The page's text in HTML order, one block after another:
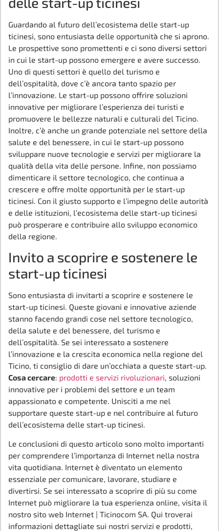
Guardando al futuro dell’ecosistema delle start-up
ticinesi, sono entusiasta delle opportunità che si aprono.
Le prospettive sono promettenti e ci sono diversi settori
in cui le start-up possono emergere e avere successo.
Uno di questi settori è quello del turismo e
dell’ospitalità, dove c’è ancora tanto spazio per
l’innovazione. Le start-up possono offrire soluzioni
innovative per migliorare l’esperienza dei turisti e
promuovere le bellezze naturali e culturali del Ticino.
Inoltre, c’è anche un grande potenziale nel settore della
salute e del benessere, in cui le start-up possono
sviluppare nuove tecnologie e servizi per migliorare la
qualità della vita delle persone. Infine, non possiamo
dimenticare il settore tecnologico, che continua a
crescere e offre molte opportunità per le start-up
ticinesi. Con il giusto supporto e l’impegno delle autorità
e delle istituzioni, l’ecosistema delle start-up ticinesi
può prosperare e contribuire allo sviluppo economico
della regione.
Invito a scoprire e sostenere le
start-up ticinesi
Sono entusiasta di invitarti a scoprire e sostenere le
start-up ticinesi. Queste giovani e innovative aziende
stanno facendo grandi cose nel settore tecnologico,
della salute e del benessere, del turismo e
dell’ospitalità. Se sei interessato a sostenere
l’innovazione e la crescita economica nella regione del
Ticino, ti consiglio di dare un’occhiata a queste start-up.
Cosa cercare: prodotti e servizi rivoluzionari, soluzioni
innovative per i problemi del settore e un team
appassionato e competente. Unisciti a me nel
supportare queste start-up e nel contribuire al futuro
dell’ecosistema delle start-up ticinesi.
Le conclusioni di questo articolo sono molto importanti
per comprendere l’importanza di Internet nella nostra
vita quotidiana. Internet è diventato un elemento
essenziale per comunicare, lavorare, studiare e
divertirsi. Se sei interessato a scoprire di più su come
Internet può migliorare la tua esperienza online, visita il
nostro sito web Internet | Ticinocom SA. Qui troverai
informazioni dettagliate sui nostri servizi e prodotti,